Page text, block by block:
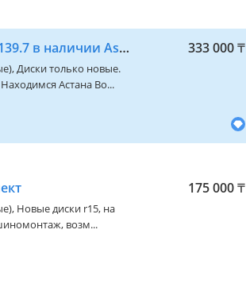
Диски Лезвии на Нива R-19*5*139.7 в наличии Astana 333 000₸
Диски только новые.
Астана Во...
175 000₸
Новые диски r15, на
возм...